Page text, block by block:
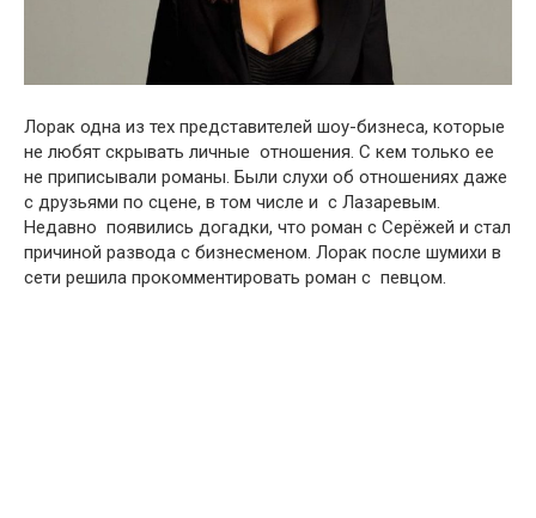
Лорак одна из тех представителей шоу-бизнеса, которые
не любят скрывать личные отношения. С кем только ее
не приписывали романы. Были слухи об отношениях даже
с друзьями по сцене, в том числе и с Лазаревым.
Недавно появились догадки, что роман с Серёжей и стал
причиной развода с бизнесменом. Лорак после шумихи в
сети решила прокомментировать роман с певцом.